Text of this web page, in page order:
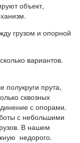
объект,
грузом и опорной
вариантов.
прута,
сквозных
с опорами.
с небольшими
В нашем
недорого.